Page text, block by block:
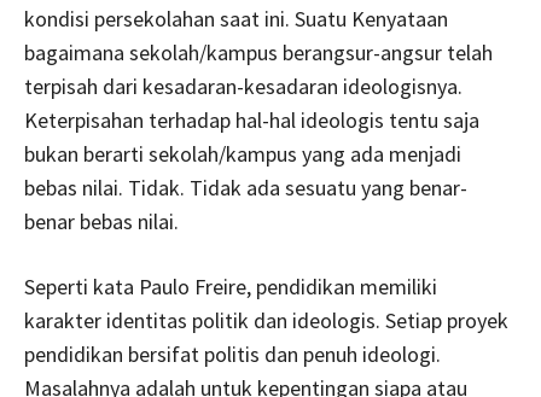
kondisi persekolahan saat ini. Suatu Kenyataan
bagaimana sekolah/kampus berangsur-angsur telah
terpisah dari kesadaran-kesadaran ideologisnya.
Keterpisahan terhadap hal-hal ideologis tentu saja
bukan berarti sekolah/kampus yang ada menjadi
bebas nilai. Tidak. Tidak ada sesuatu yang benar-
benar bebas nilai.
Seperti kata Paulo Freire, pendidikan memiliki
karakter identitas politik dan ideologis. Setiap proyek
pendidikan bersifat politis dan penuh ideologi.
Masalahnya adalah untuk kepentingan siapa atau